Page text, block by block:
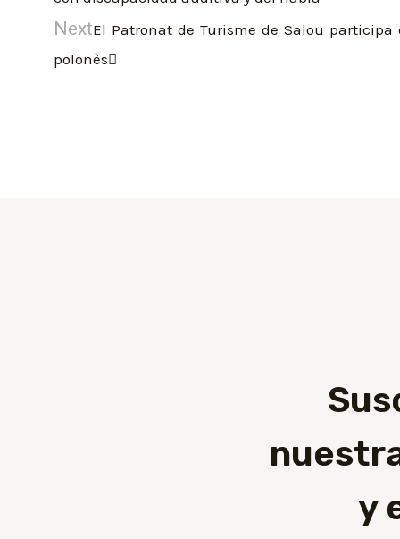
NextEl Patronat de Turisme de Salou
polonès
y